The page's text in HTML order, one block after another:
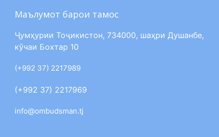
Маълумот барои тамос
Ҷумҳурии Тоҷикистон, 734000, шаҳри Душанбе,
кӯчаи Бохтар 10
(+992 37) 2217989
(+992 37) 2217969
info@ombudsman.tj